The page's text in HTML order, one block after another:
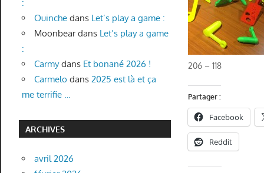
206 – 118
Partager :
Facebook
Reddit
:
Ouinchedans Let’s play a game :
Moonbeardans Let’s play a game
:
Carmydans Et bonané 2026 !
Carmelo dans 2025 est là et ça
me terrifie …
ARCHIVES
avril 2026